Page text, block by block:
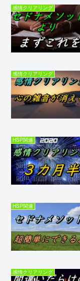
感情クリアリング
感情クリアリング
HSP関連
HSP関連
感情クリアリング